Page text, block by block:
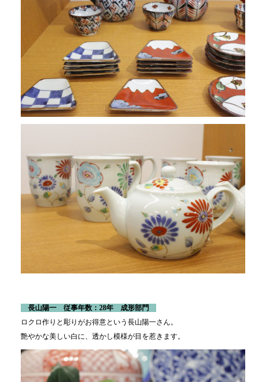
長山陽一 従事年数：28年 成形部門
ロクロ作りと彫りがお得意という長山陽一さん。
艶やかな美しい白に、透かし模様が目を惹きます。